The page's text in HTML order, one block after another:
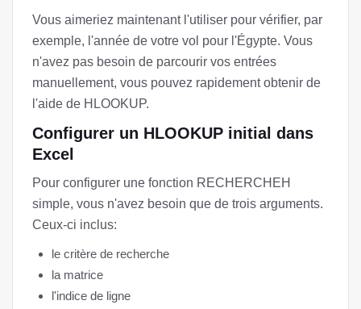
Vous aimeriez maintenant l'utiliser pour vérifier, par
exemple, l'année de votre vol pour l'Égypte. Vous
n'avez pas besoin de parcourir vos entrées
manuellement, vous pouvez rapidement obtenir de
l'aide de HLOOKUP.
Configurer un HLOOKUP initial dans
Excel
Pour configurer une fonction RECHERCHEH
simple, vous n'avez besoin que de trois arguments.
Ceux-ci inclus:
le critère de recherche
la matrice
l'indice de ligne